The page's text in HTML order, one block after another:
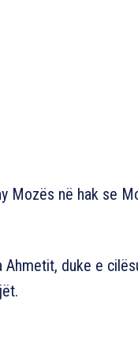
Mozës në hak se
duke e